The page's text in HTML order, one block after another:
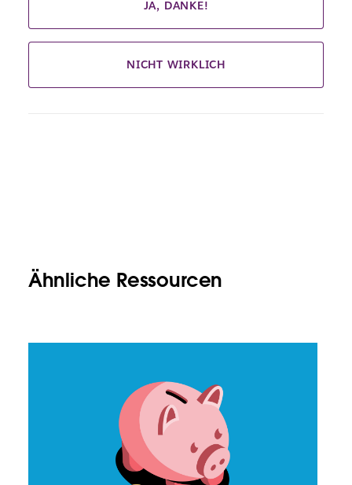
JA, DANKE!
NICHT WIRKLICH
Ähnliche Ressourcen